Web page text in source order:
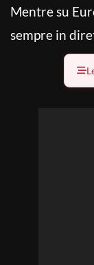
Mentre su
sempre in